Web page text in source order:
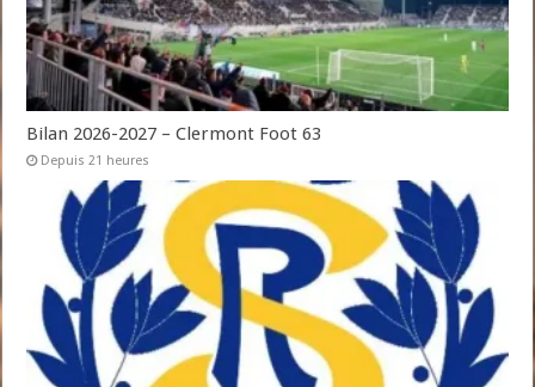
Bilan 2026-2027 – Clermont Foot 63
Depuis 21 heures